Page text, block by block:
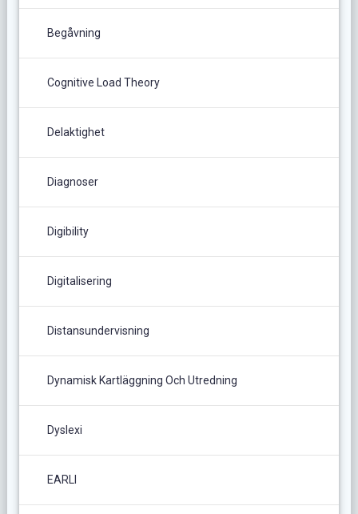
Begåvning
Cognitive Load Theory
Delaktighet
Diagnoser
Digibility
Digitalisering
Distansundervisning
Dynamisk Kartläggning Och Utredning
Dyslexi
EARLI